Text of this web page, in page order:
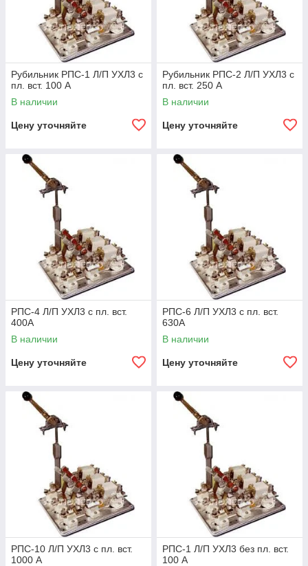
Рубильник РПС-1 Л/П УХЛ3 с
пл. вст. 100 А
В наличии
Цену уточняйте
Рубильник РПС-2 Л/П УХЛ3 с
пл. вст. 250 А
В наличии
Цену уточняйте
РПС-4 Л/П УХЛ3 с пл. вст.
400А
В наличии
Цену уточняйте
РПС-6 Л/П УХЛ3 с пл. вст.
630А
В наличии
Цену уточняйте
РПС-10 Л/П УХЛ3 с пл. вст.
1000 А
РПС-1 Л/П УХЛ3 без пл. вст.
100 А